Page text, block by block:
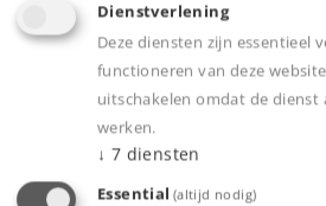
combineren met metalen
overgangsrail 2291
Product
Dienstverlening
Deze diensten zijn essentieel
functioneren van deze
uitschakelen omdat de dienst
werken.
↓ 7 diensten
Essential (altijd nodig)